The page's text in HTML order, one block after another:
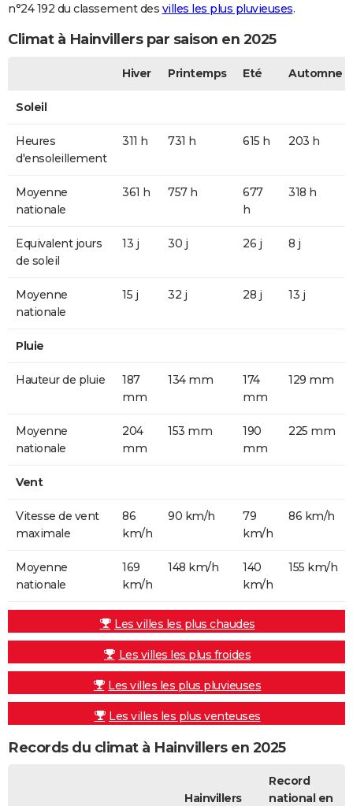
n°24 192 du classement des villes les plus pluvieuses.
Climat à Hainvillers par saison en 2025
Hiver Printemps Eté Automne
Soleil
Heures
d'ensoleillement
311 h 731 h 615 h 203 h
Moyenne
nationale
361 h 757 h
677
h
318 h
Equivalent jours
de soleil
13 j 30 j 26 j 8 j
Moyenne
nationale
15 j 32 j 28 j 13 j
Pluie
Hauteur de pluie
187
mm
134 mm
174
mm
129 mm
Moyenne
nationale
204
mm
153 mm
190
mm
225 mm
Vent
Vitesse de vent
maximale
86
km/h
90 km/h
79
km/h
86 km/h
Moyenne
nationale
169
km/h
148 km/h
140
km/h
155 km/h
Les villes les plus chaudes
Les villes les plus froides
Les villes les plus pluvieuses
Les villes les plus venteuses
Records du climat à Hainvillers en 2025
Hainvillers
Record
national en